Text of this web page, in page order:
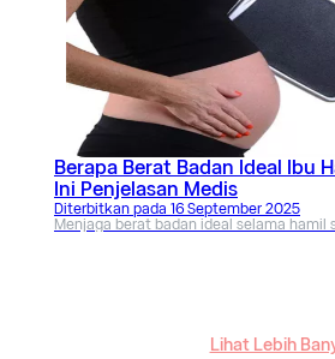
Berapa Berat Badan Ideal Ibu
Ini Penjelasan Medis
Diterbitkan pada 16 September 2025
Menjaga berat badan ideal selama hamil
Lihat Lebih